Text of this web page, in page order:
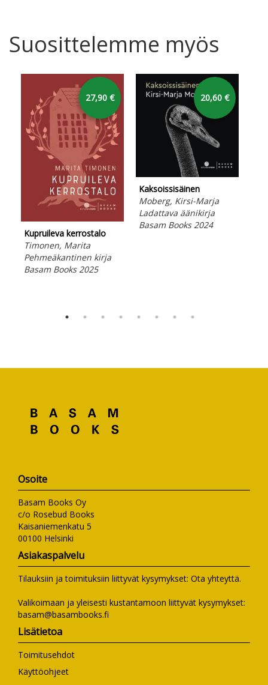
Suosittelemme myös
27,90 €
Kupruileva kerrostalo
Timonen, Marita
Pehmeäkantinen kirja
Basam Books 2025
20,60 €
Kaksoissisäinen
Moberg, Kirsi-Marja
Ladattava äänikirja
Basam Books 2024
Osoite
Basam Books Oy
c/o Rosebud Books
Kaisaniemenkatu 5
00100 Helsinki
Asiakaspalvelu
Tilauksiin ja toimituksiin liittyvät kysymykset: Ota yhteyttä.
Valikoimaan ja yleisesti kustantamoon liittyvät kysymykset:
basam@basambooks.fi
Lisätietoa
Toimitusehdot
Käyttöohjeet